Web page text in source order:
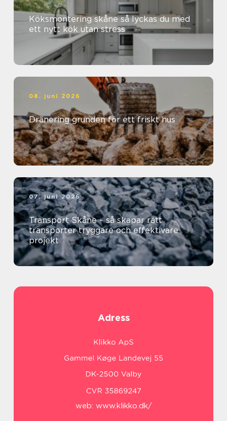
Köksmontering skåne så lyckas du med
ett nytt kök utan stress
08. juni 2026
Dränering grunden för ett friskt hus
07. juni 2026
Transport Skåne – så skapar rätt
transporter tryggare och effektivare
projekt
Adress
web: www.klikko.dk/